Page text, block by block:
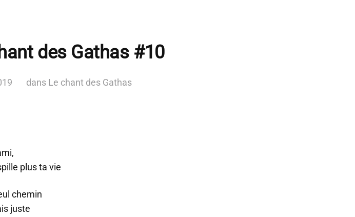
des Gathas #10
dans Le chant des Gathas
plus ta vie
chemin
juste